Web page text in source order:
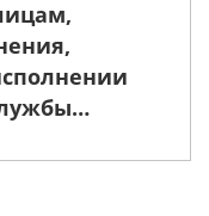
военной